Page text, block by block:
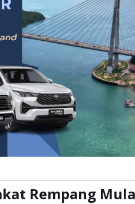
Rempang